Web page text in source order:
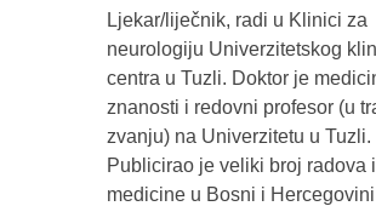
Ljekar/liječnik, radi u Klinici za
neurologiju Univerzitetskog
centra u Tuzli. Doktor je
znanosti i redovni profesor (u
zvanju) na Univerzitetu u Tuzli.
Publicirao je veliki broj radova
medicine u Bosni i